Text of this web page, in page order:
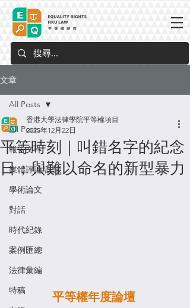
文章
All Posts
報告文件
媒體評論/訪談
學術論文
對話
時代紀錄
案例匯總
法律彙編
特稿
All Posts
平等時刻｜叫錯名字的紀念
日，與難以命名的新型暴力
香港大學法律學院平等權項目
2025年12月22日
平等權年度論壇